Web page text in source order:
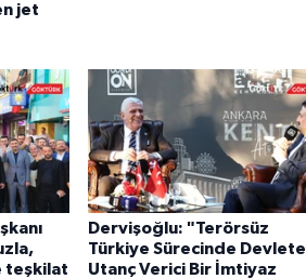
jet
teşkilat
Dervişoğlu: "Terörsüz
Türkiye Sürecinde Devlete
Utanç Verici Bir İmtiyaz